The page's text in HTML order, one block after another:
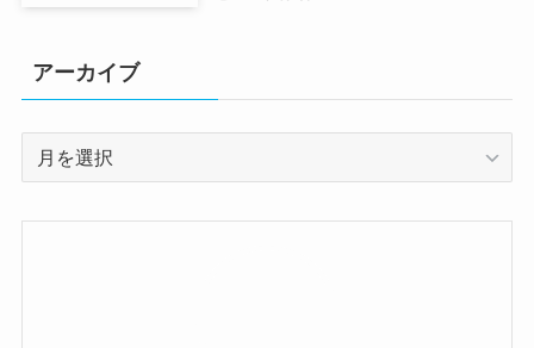
アーカイブ